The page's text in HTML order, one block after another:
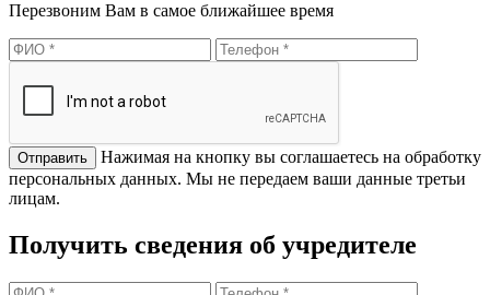
Перезвоним Вам в самое ближайшее время
Нажимая на кнопку вы соглашаетесь на обработку
персональных данных. Мы не передаем ваши данные третьи
лицам.
Получить сведения об учредителе